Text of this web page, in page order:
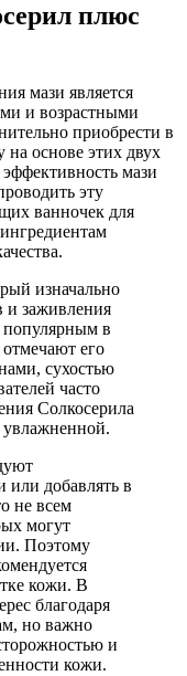
плюс
мази является
и возрастными
приобрести в
на основе этих двух
мази
эту
ванночек для
изначально
и заживления
популярным в
его
сухостью
часто
Солкосерила
увлажненной.
или добавлять в
не всем
могут
Поэтому
кожи. В
благодаря
но важно
и
кожи.